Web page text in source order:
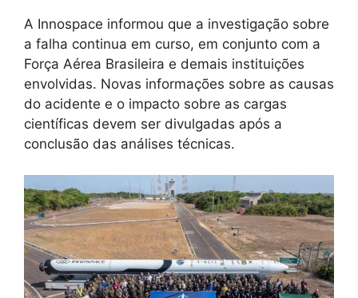
A Innospace informou que a investigação sobre
a falha continua em curso, em conjunto com a
Força Aérea Brasileira e demais instituições
envolvidas. Novas informações sobre as causas
do acidente e o impacto sobre as cargas
científicas devem ser divulgadas após a
conclusão das análises técnicas.